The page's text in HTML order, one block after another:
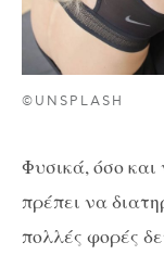
©UNSPLASH
Φυσικά, όσο
πρέπει να
πολλές φορές